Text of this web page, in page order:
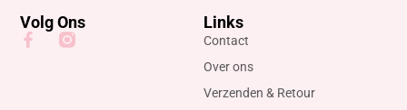
Links
Contact
Over ons
Verzenden & Retour
Volg Ons